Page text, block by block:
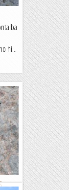
hi...